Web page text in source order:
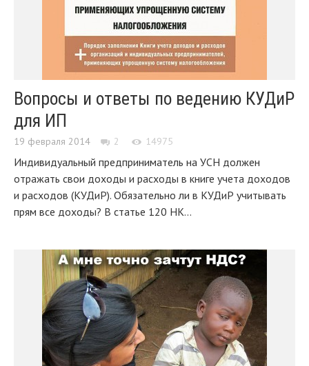
Вопросы и ответы по ведению КУДиР
для ИП
19 февраля 2014 2 14975
Индивидуальный предприниматель на УСН должен
отражать свои доходы и расходы в книге учета доходов
и расходов (КУДиР). Обязательно ли в КУДиР учитывать
прям все доходы? В статье 120 НК...